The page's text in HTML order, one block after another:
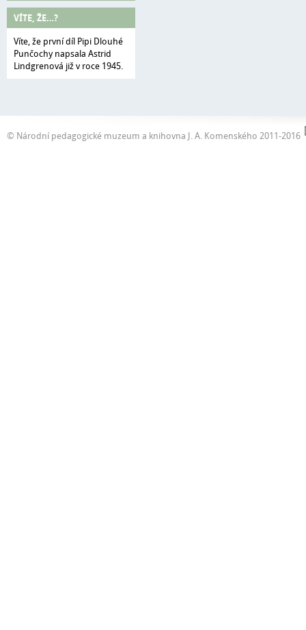
VÍTE, ŽE…?
Víte, že první díl Pipi Dlouhé
Punčochy napsala Astrid
Lindgrenová již v roce 1945.
© Národní pedagogické muzeum a knihovna J. A. Komenského 2011-2016